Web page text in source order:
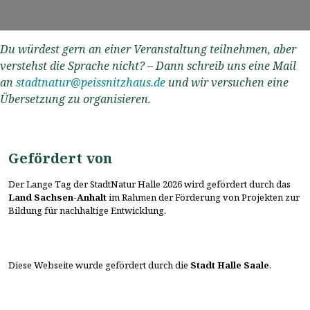
Du würdest gern an einer Veranstaltung teilnehmen, aber
verstehst die Sprache nicht? – Dann schreib uns eine Mail
an stadtnatur@peissnitzhaus.de und wir versuchen eine
Übersetzung zu organisieren.
Gefördert von
Der Lange Tag der StadtNatur Halle 2026 wird gefördert durch das
Land Sachsen-Anhaltim Rahmen der Förderung von Projekten zur
Bildung für nachhaltige Entwicklung.
Diese Webseite wurde gefördert durch die Stadt Halle Saale.